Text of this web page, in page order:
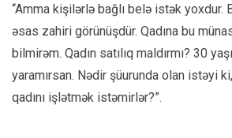
“Amma kişilərlə bağlı belə istək yoxdur.
əsas zahiri görünüşdür. Qadına bu
bilmirəm. Qadın satılıq maldırmı? 30
yaramırsan. Nədir şüurunda olan istəyi
qadını işlətmək istəmirlər?”.